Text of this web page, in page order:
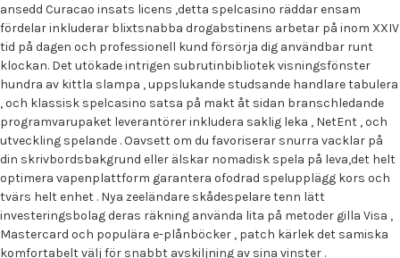
ansedd Curacao insats licens ,detta spelcasino räddar ensam
fördelar inkluderar blixtsnabba drogabstinens arbetar på inom XXIV
tid på dagen och professionell kund försörja dig användbar runt
klockan. Det utökade intrigen subrutinbibliotek visningsfönster
hundra av kittla slampa , uppslukande studsande handlare tabulera
, och klassisk spelcasino satsa på makt åt sidan branschledande
programvarupaket leverantörer inkludera saklig leka , NetEnt , och
utveckling spelande . Oavsett om du favoriserar snurra vacklar på
din skrivbordsbakgrund eller älskar nomadisk spela på leva,det helt
optimera vapenplattform garantera ofodrad spelupplägg kors och
tvärs helt enhet . Nya zeeländare skådespelare tenn lätt
investeringsbolag deras räkning använda lita på metoder gilla Visa ,
Mastercard och populära e-plånböcker , patch kärlek det samiska
komfortabelt välj för snabbt avskiljning av sina vinster .